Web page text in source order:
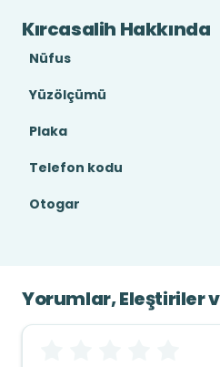
Kırcasalih Hakkında
Nüfus
Yüzölçümü
Plaka
Telefon kodu
Otogar
Yorumlar, Eleştiriler